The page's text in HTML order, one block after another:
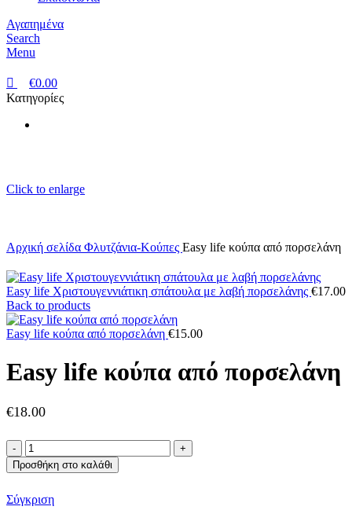
Αγαπημένα
Search
Menu
€0.00
Κατηγορίες
Click to enlarge
Αρχική σελίδα Φλυτζάνια-Κούπες Easy life κούπα από πορσελάνη
Easy life Χριστουγεννιάτικη σπάτουλα με λαβή πορσελάνης €17.00
Back to products
Easy life κούπα από πορσελάνη €15.00
Easy life κούπα από πορσελάνη
€18.00
Easy
life
κούπα
πορσελάνη
Προσθήκη στο καλάθι
Σύγκριση